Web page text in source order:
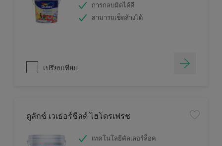
การกลบมิดได้ดี
สามารถเช็ดล้างได้
เปรียบเทียบ
ดูลักซ์ เวเธ่อร์ชีลด์ ไฮโดรเฟรช
เทคโนโลยีคัลเลอร์ล็อค